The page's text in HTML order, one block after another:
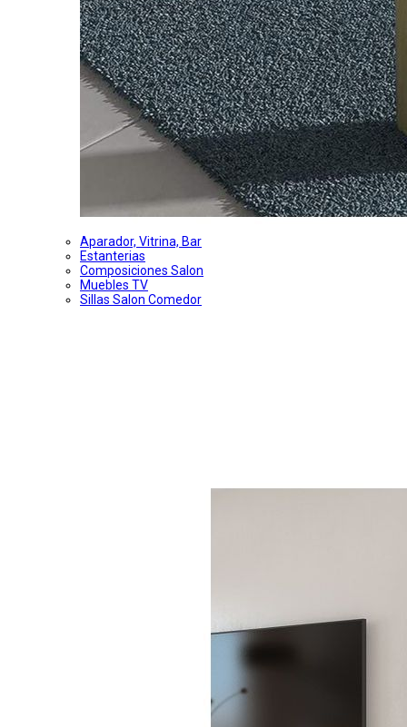
Aparador, Vitrina, Bar
Estanterias
Composiciones Salon
Muebles TV
Sillas Salon Comedor